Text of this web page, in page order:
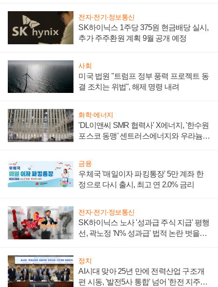
전자·전기·정보통신
SK하이닉스 1주당 375원 현금배당 실시,
추가 주주환원 계획 9월 공개 예정
사회
미국 법원 "트럼프 정부 풍력 프로젝트 동
결 조치는 위법", 해제 명령 내려
화학·에너지
'DL이앤씨 SMR 협력사' X에너지, '한수원
포스코 동맹' 센트러스에너지와 우라늄
금융
우체국 '매일이자 파킹통장' 5만 계좌 한
정으로 다시 출시, 최고 연 2.0% 금리
전자·전기·정보통신
SK하이닉스 노사 '성과급 주식 지급' 평행
선, 곽노정 'N% 성과급' 법적 논란 벗을지
정치
AI시대 맞아 25년 만에 전력산업 구조개
편 시동, '발전5사 통합' 넘어 '한전 지주사'